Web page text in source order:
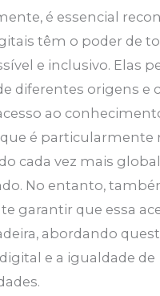
é essencial
têm o poder de
e inclusivo. Elas
diferentes origens e
ao
que é particularmente
cada vez mais
No entanto,
garantir que essa
abordando
e a igualdade de